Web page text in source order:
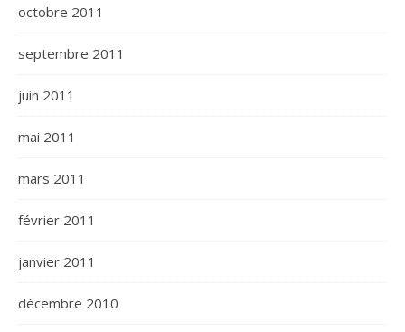
octobre 2011
septembre 2011
juin 2011
mai 2011
mars 2011
février 2011
janvier 2011
décembre 2010